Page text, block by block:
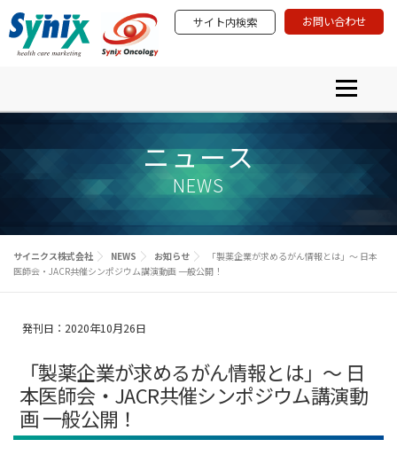
ス
サイト内検索 お問い合わせ
メニュー
プロダクト＆サービス 学術研究活動
NEWS ＆ INFORMATION
ABOUT SYNIX
ニュース
NEWS
サイニクス株式会社 NEWS お知らせ
「製薬企業が求めるがん情報とは」～ 日本
医師会・JACR共催シンポジウム講演動画 ⼀般公開！
発刊日：2020年10月26日
「製薬企業が求めるがん情報とは」～ 日
本医師会・JACR共催シンポジウム講演動
画 ⼀般公開！